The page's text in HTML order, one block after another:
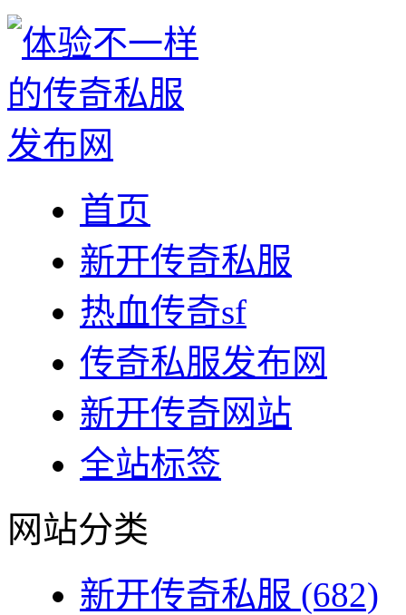
首页
新开传奇私服
热血传奇sf
传奇私服发布网
新开传奇网站
全站标签
网站分类
新开传奇私服 (682)